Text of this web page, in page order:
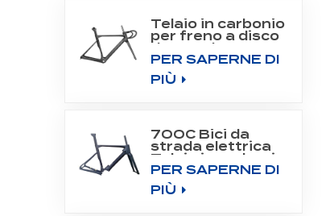
Telaio in carbonio
per freno a disco
da strada 700C
Aero Road
PER SAPERNE DI
PIÙ
700C Bici da
strada elettrica
Telaio in carbonio
Fit Bafang Motor
M800
PER SAPERNE DI
PIÙ